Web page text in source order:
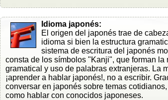
Idioma japonés:
El origen del japonés trae de
idioma si bien la estructura
sistema de escritura del japonés
consta de los símbolos "Kanji", que forman
gramatical y uso de palabras extranjeras. La
¡aprender a hablar japonés!, no a escribir.
conversar en japonés sobre temas
como hablar con conocidos japoneses.